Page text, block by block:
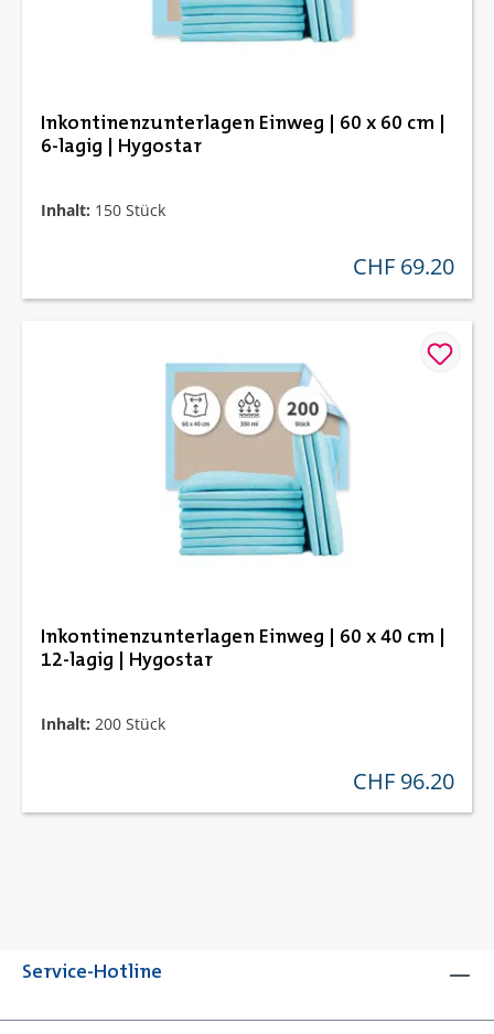
Inkontinenzunterlagen Einweg | 60 x 60 cm |
6-lagig | Hygostar
Inhalt: 150 Stück
regulärer preis:
CHF 69.20
Inkontinenzunterlagen Einweg | 60 x 40 cm |
12-lagig | Hygostar
Inhalt: 200 Stück
regulärer preis:
CHF 96.20
Service-Hotline